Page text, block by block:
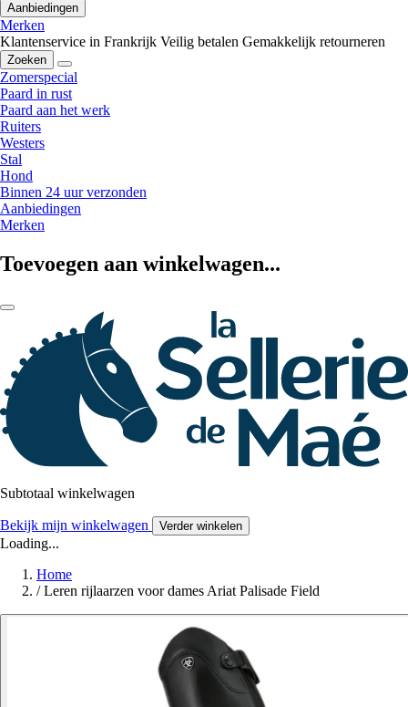
Aanbiedingen
Merken
Klantenservice in Frankrijk Veilig betalen Gemakkelijk retourneren
Zoeken
Zomerspecial
Paard in rust
Paard aan het werk
Ruiters
Westers
Stal
Hond
Binnen 24 uur verzonden
Aanbiedingen
Merken
Toevoegen aan winkelwagen...
Subtotaal winkelwagen
Bekijk mijn winkelwagen Verder winkelen
Loading...
Home
/ Leren rijlaarzen voor dames Ariat Palisade Field